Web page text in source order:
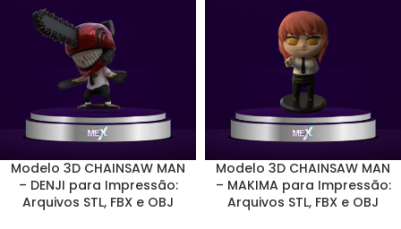
Modelo 3D CHAINSAW MAN
– DENJI para Impressão:
Arquivos STL, FBX e OBJ
Modelo 3D CHAINSAW MAN
– MAKIMA para Impressão:
Arquivos STL, FBX e OBJ